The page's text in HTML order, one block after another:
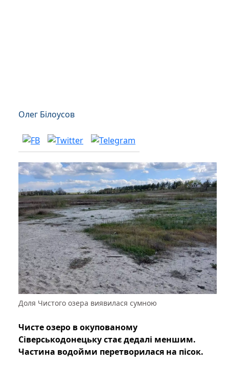
Олег Білоусов
Доля Чистого озера виявилася сумною
Чисте озеро в окупованому
Сіверськодонецьку стає дедалі меншим.
Частина водойми перетворилася на пісок.